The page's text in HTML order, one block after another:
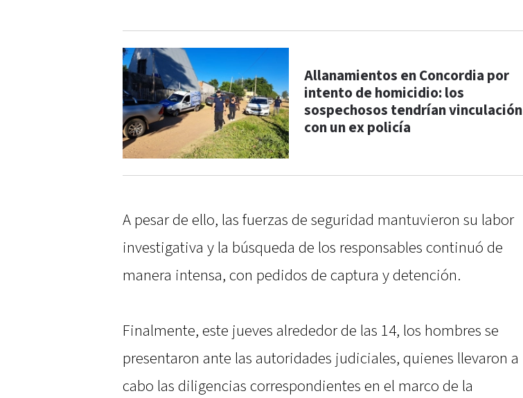
Allanamientos en Concordia por
intento de homicidio: los
sospechosos tendrían vinculación
con un ex policía
A pesar de ello, las fuerzas de seguridad mantuvieron su labor
investigativa y la búsqueda de los responsables continuó de
manera intensa, con pedidos de captura y detención.
Finalmente, este jueves alrededor de las 14, los hombres se
presentaron ante las autoridades judiciales, quienes llevaron a
cabo las diligencias correspondientes en el marco de la